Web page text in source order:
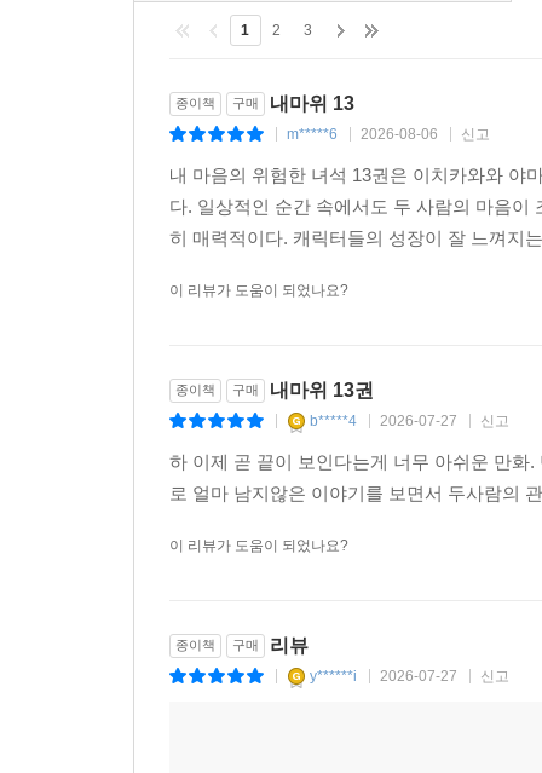
종이책 구매 내마위 13
| m*****6 2026-08-06 신고
내 마음의 위험한 녀석 13권은 이치카와와 야
다. 일상적인 순간 속에서도 두 사람의 마음이
종이책 구매 내마위 13권
b*****4 2026-07-27 | 신고
하 이제 곧 끝이 보인다는게 너무 아쉬운 만
종이책 구매 리뷰